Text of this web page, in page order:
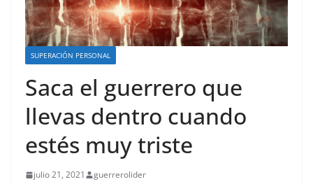
SUPERACIÓN PERSONAL
Saca el guerrero que
llevas dentro cuando
estés muy triste
julio 21, 2021 guerrerolider